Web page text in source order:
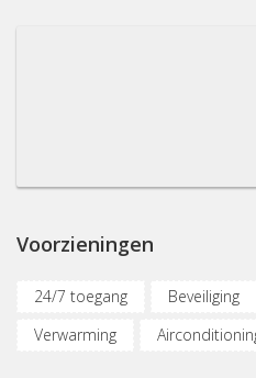
Voorzieningen
24/7 toegang Beveiliging
Verwarming